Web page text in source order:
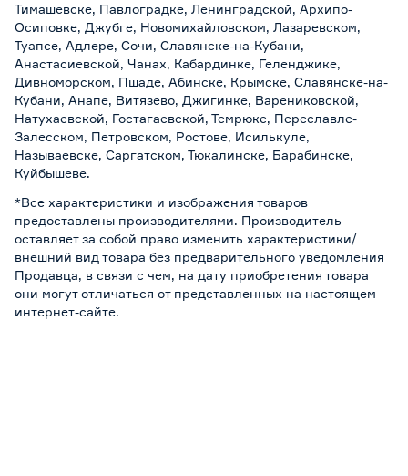
Тимашевске, Павлоградке, Ленинградской, Архипо-
Осиповке, Джубге, Новомихайловском, Лазаревском,
Туапсе, Адлере, Сочи, Славянске-на-Кубани,
Анастасиевской, Чанах, Кабардинке, Геленджике,
Дивноморском, Пшаде, Абинске, Крымске, Славянске-на-
Кубани, Анапе, Витязево, Джигинке, Варениковской,
Натухаевской, Гостагаевской, Темрюке, Переславле-
Залесском, Петровском, Ростове, Исилькуле,
Называевске, Саргатском, Тюкалинске, Барабинске,
Куйбышеве.
*Все характеристики и изображения товаров
предоставлены производителями. Производитель
оставляет за собой право изменить характеристики/
внешний вид товара без предварительного уведомления
Продавца, в связи с чем, на дату приобретения товара
они могут отличаться от представленных на настоящем
интернет-сайте.